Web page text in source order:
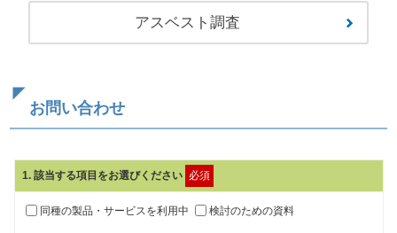
アスベスト調査
お問い合わせ
1. 該当する項目をお選びください 必須
同種の製品・サービスを利用中 検討のための資料